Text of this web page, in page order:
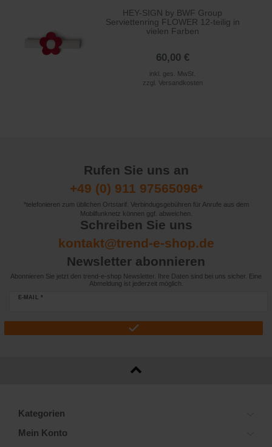
HEY-SIGN by BWF Group
Serviettenring FLOWER 12-teilig in
vielen Farben
60,00 €
inkl. ges. MwSt.
zzgl. Versandkosten
Rufen Sie uns an
+49 (0) 911 97565096*
*telefonieren zum üblichen Ortstarif. Verbindugsgebühren für Anrufe aus dem
Mobilfunknetz können ggf. abweichen.
Schreiben Sie uns
kontakt@trend-e-shop.de
Newsletter abonnieren
Abonnieren Sie jetzt den trend-e-shop Newsletter. Ihre Daten sind bei uns sicher. Eine
Abmeldung ist jederzeit möglich.
E-MAIL *
Kategorien
Mein Konto